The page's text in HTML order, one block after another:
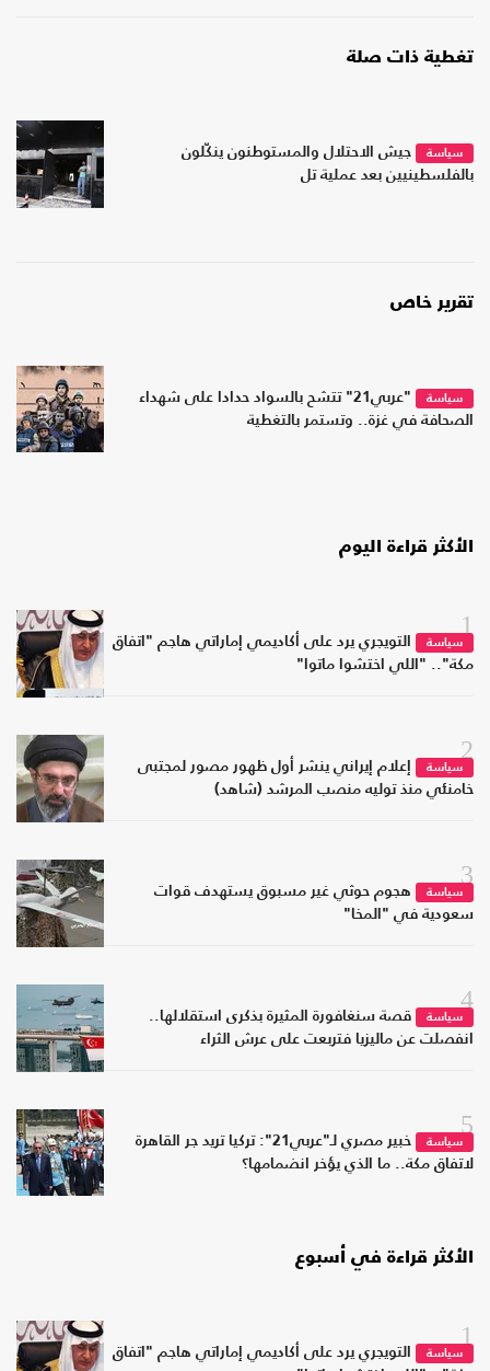
تغطية ذات صلة
سياسة
جيش الاحتلال والمستوطنون ينكّلون
بالفلسطينيين بعد عملية تل
تقرير خاص
سياسة
"عربي21" تتشح بالسواد حدادا على شهداء
الصحافة في غزة.. وتستمر بالتغطية
الأكثر قراءة اليوم
1
سياسة
التويجري يرد على أكاديمي إماراتي هاجم "اتفاق
مكة".. "اللي اختشوا ماتوا"
2
سياسة
إعلام إيراني ينشر أول ظهور مصور لمجتبى
خامنئي منذ توليه منصب المرشد (شاهد)
3
سياسة
هجوم حوثي غير مسبوق يستهدف قوات
سعودية في "المخا"
4
سياسة
قصة سنغافورة المثيرة بذكرى استقلالها..
انفصلت عن ماليزيا فتربعت على عرش الثراء
5
سياسة
خبير مصري لـ"عربي21": تركيا تريد جر القاهرة
لاتفاق مكة.. ما الذي يؤخر انضمامها؟
الأكثر قراءة في أسبوع
1
سياسة
التويجري يرد على أكاديمي إماراتي هاجم "اتفاق